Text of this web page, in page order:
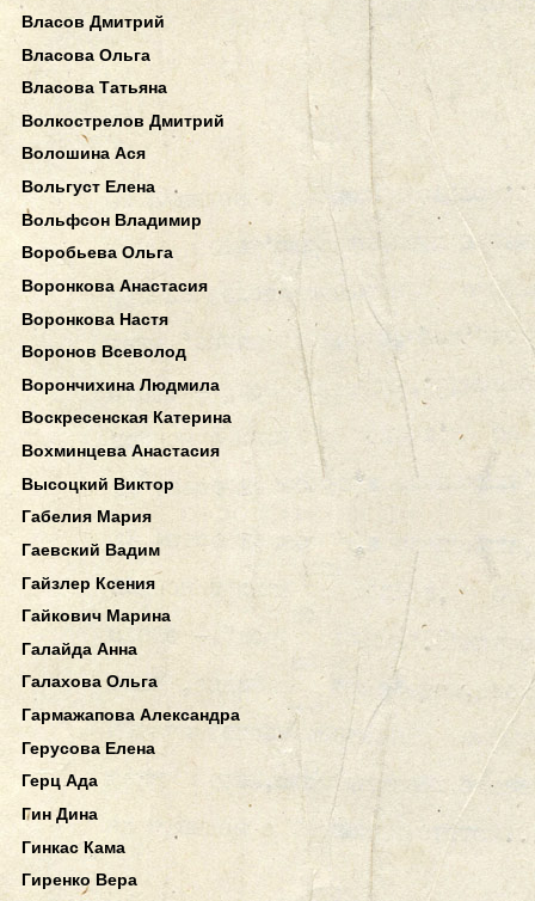
Власов Дмитрий
Власова Ольга
Власова Татьяна
Волкострелов Дмитрий
Волошина Ася
Вольгуст Елена
Вольфсон Владимир
Воробьева Ольга
Воронкова Анастасия
Воронкова Настя
Воронов Всеволод
Ворончихина Людмила
Воскресенская Катерина
Вохминцева Анастасия
Высоцкий Виктор
Габелия Мария
Гаевский Вадим
Гайзлер Ксения
Гайкович Марина
Галайда Анна
Галахова Ольга
Гармажапова Александра
Герусова Елена
Герц Ада
Гин Дина
Гинкас Кама
Гиренко Вера